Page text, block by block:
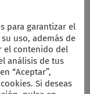
,Lc 10,
política ,Reforma
, Vida,Vida
para garantizar el
uso, además de
el contenido del
análisis de tus
“Aceptar”,
Si deseas